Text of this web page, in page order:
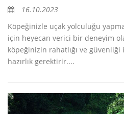
16.10.2023
Köpeğinizle uçak yolculuğu
için heyecan verici bir deneyim
köpeğinizin rahatlığı ve
hazırlık gerektirir....